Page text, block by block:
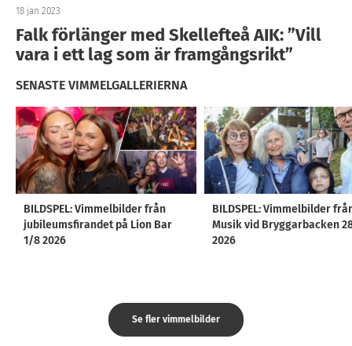
18 jan 2023
Falk förlänger med Skellefteå AIK: ”Vill
vara i ett lag som är framgångsrikt”
SENASTE VIMMELGALLERIERNA
BILDSPEL: Vimmelbilder från
jubileumsfirandet på Lion Bar
1/8 2026
BILDSPEL: Vimmelbilder
Musik vid Bryggarbacken
2026
Se fler vimmelbilder